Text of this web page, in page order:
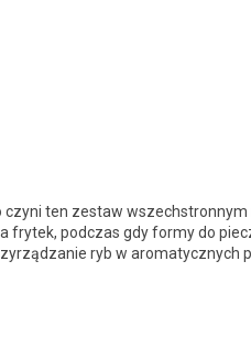
ten zestaw wszechstronnym
frytek, podczas gdy formy do
ryb w aromatycznych